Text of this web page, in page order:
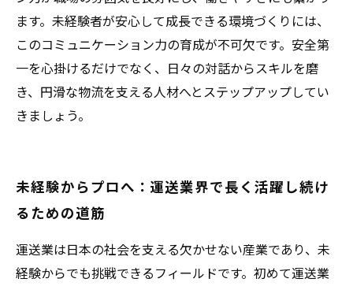
ます。未経験者が安心して成長できる環境づくりには、
このコミュニケーション力の育成が不可欠です。安全第
一を心掛けるだけでなく、日々の対話からスキルを磨
き、円滑な物流を支える人材へとステップアップしてい
きましょう。
未経験からプロへ：運送業界で長く活躍し続け
るための道筋
運送業は日本の社会を支える欠かせない産業であり、未
経験からでも挑戦できるフィールドです。初めて運送業